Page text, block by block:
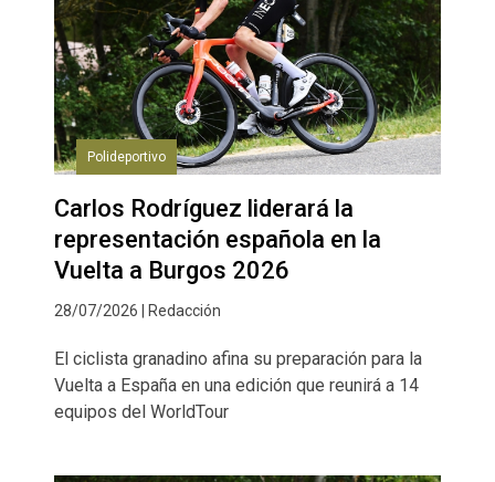
Polideportivo
Carlos Rodríguez liderará la
representación española en la
Vuelta a Burgos 2026
28/07/2026 | Redacción
El ciclista granadino afina su preparación para la
Vuelta a España en una edición que reunirá a 14
equipos del WorldTour